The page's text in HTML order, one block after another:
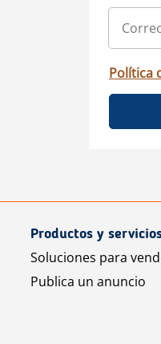
Política
Productos y
Soluciones para
Publica un anuncio